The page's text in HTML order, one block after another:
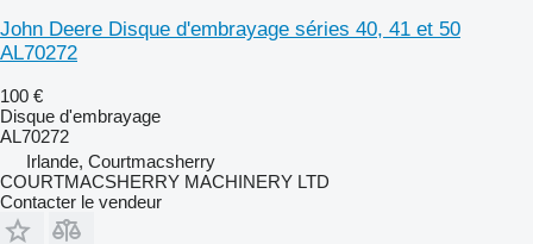
John Deere Disque d'embrayage séries 40, 41 et 50
AL70272
100 €
Disque d'embrayage
AL70272
Irlande, Courtmacsherry
COURTMACSHERRY MACHINERY LTD
Contacter le vendeur